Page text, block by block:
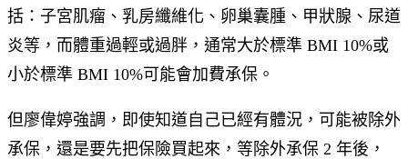
括：子宮肌瘤、乳房纖維化、卵巢囊腫、甲狀腺、尿道
炎等，而體重過輕或過胖，通常大於標準 BMI 10%或
小於標準 BMI 10%可能會加費承保。
但廖偉婷強調，即使知道自己已經有體況，可能被除外
承保，還是要先把保險買起來，等除外承保 2 年後，